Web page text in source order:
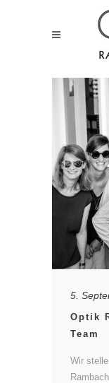
5.
Optik
Team
Wir